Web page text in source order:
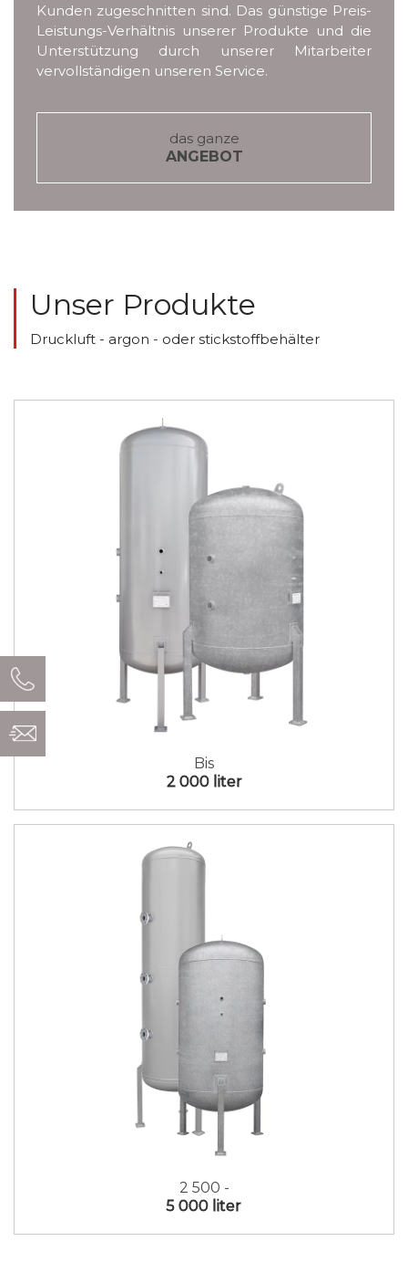
Kunden zugeschnitten sind. Das günstige Preis-
Leistungs-Verhältnis unserer Produkte und die
Unterstützung durch unserer Mitarbeiter
vervollständigen unseren Service.
das ganze
ANGEBOT
Unser Produkte
Druckluft - argon - oder stickstoffbehälter
Bis
2 000 liter
2 500 -
5 000 liter